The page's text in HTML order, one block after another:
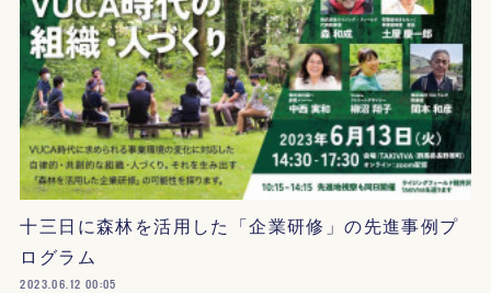
十三日に森林を活用した「企業研修」の先進事例プ
ログラム
2023.06.12 00:05